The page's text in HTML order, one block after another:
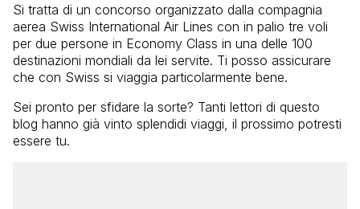
Si tratta di un concorso organizzato dalla compagnia
aerea Swiss International Air Lines con in palio tre voli
per due persone in Economy Class in una delle 100
destinazioni mondiali da lei servite. Ti posso assicurare
che con Swiss si viaggia particolarmente bene.
Sei pronto per sfidare la sorte? Tanti lettori di questo
blog hanno già vinto splendidi viaggi, il prossimo potresti
essere tu.